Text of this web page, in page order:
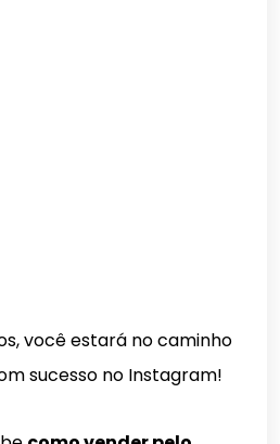
você estará no caminho
sucesso no Instagram!